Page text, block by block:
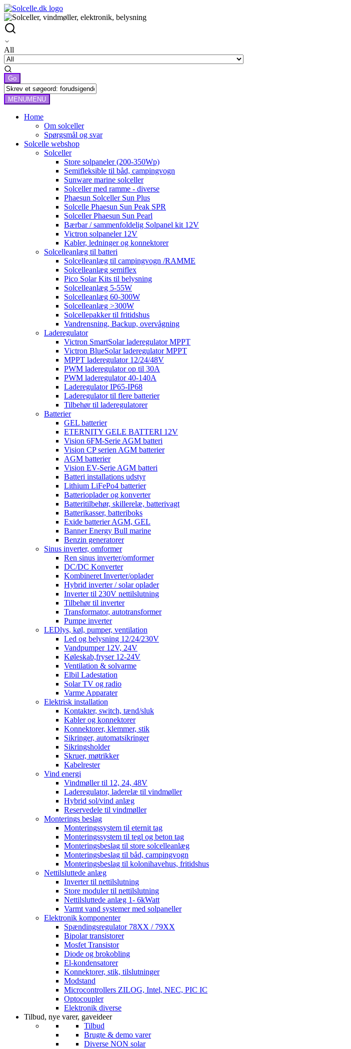
All
MENUMENU
Home
Om solceller
Spørgsmål og svar
Solcelle webshop
Solceller
Store solpaneler (200-350Wp)
Semifleksible til båd, campingvogn
Sunware marine solceller
Solceller med ramme - diverse
Phaesun Solceller Sun Plus
Solcelle Phaesun Sun Peak SPR
Solceller Phaesun Sun Pearl
Bærbar / sammenfoldelig Solpanel kit 12V
Victron solpaneler 12V
Kabler, ledninger og konnektorer
Solcelleanlæg til batteri
Solcelleanlæg til campingvogn /RAMME
Solcelleanlæg semiflex
Pico Solar Kits til belysning
Solcelleanlæg 5-55W
Solcelleanlæg 60-300W
Solcelleanlæg >300W
Solcellepakker til fritidshus
Vandrensning, Backup, overvågning
Laderegulator
Victron SmartSolar laderegulator MPPT
Victron BlueSolar laderegulator MPPT
MPPT laderegulator 12/24/48V
PWM laderegulator op til 30A
PWM laderegulator 40-140A
Laderegulator IP65-IP68
Laderegulator til flere batterier
Tilbehør til laderegulatorer
Batterier
GEL batterier
ETERNITY GELE BATTERI 12V
Vision 6FM-Serie AGM batteri
Vision CP serien AGM batterier
AGM batterier
Vision EV-Serie AGM batteri
Batteri installations udstyr
Lithium LiFePo4 batterier
Batterioplader og konverter
Batteritilbehør, skillerelæ, batterivagt
Batterikasser, batteriboks
Exide batterier AGM, GEL
Banner Energy Bull marine
Benzin generatorer
Sinus inverter, omformer
Ren sinus inverter/omformer
DC/DC Konverter
Kombineret Inverter/oplader
Hybrid inverter / solar oplader
Inverter til 230V nettilslutning
Tilbehør til inverter
Transformator, autotransformer
Pumpe inverter
LEDlys, køl, pumper, ventilation
Led og belysning 12/24/230V
Vandpumper 12V, 24V
Køleskab,fryser 12-24V
Ventilation & solvarme
Elbil Ladestation
Solar TV og radio
Varme Apparater
Elektrisk installation
Kontakter, switch, tænd/sluk
Kabler og konnektorer
Konnektorer, klemmer, stik
Sikringer, automatsikringer
Sikringsholder
Skruer, møtrikker
Kabelrester
Vind energi
Vindmøller til 12, 24, 48V
Laderegulator, laderelæ til vindmøller
Hybrid sol/vind anlæg
Reservedele til vindmøller
Monterings beslag
Monteringssystem til eternit tag
Monteringssystem til tegl og beton tag
Monteringsbeslag til store solcelleanlæg
Monteringsbeslag til båd, campingvogn
Monteringsbeslag til kolonihavehus, fritidshus
Nettilsluttede anlæg
Inverter til nettilslutning
Store moduler til nettilslutning
Nettilsluttede anlæg 1- 6kWatt
Varmt vand systemer med solpaneller
Elektronik komponenter
Spændingsregulator 78XX / 79XX
Bipolar transistorer
Mosfet Transistor
Diode og brokobling
El-kondensatorer
Konnektorer, stik, tilslutninger
Modstand
Microcontrollers ZILOG, Intel, NEC, PIC IC
Optocoupler
Elektronik diverse
Tilbud, nye varer, gaveideer
Tilbud
Brugte & demo varer
Diverse NON solar